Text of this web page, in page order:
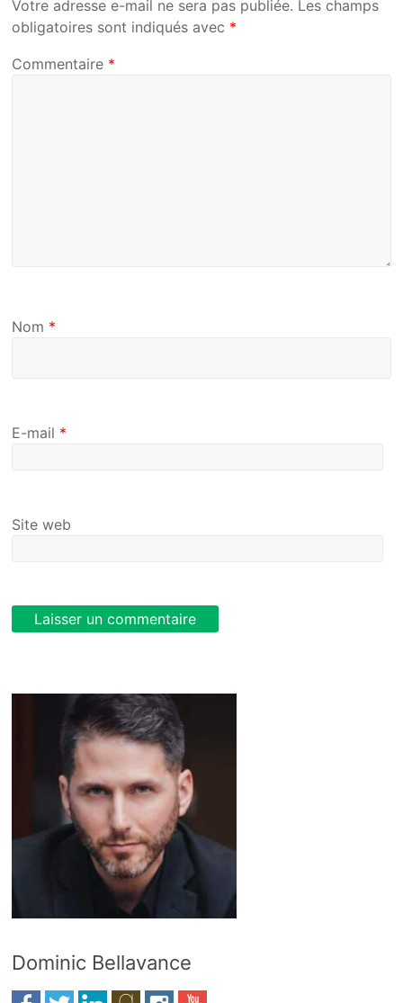
Votre adresse e-mail ne sera pas publiée. Les champs
obligatoires sont indiqués avec *
Commentaire *
Nom *
E-mail *
Site web
Dominic Bellavance